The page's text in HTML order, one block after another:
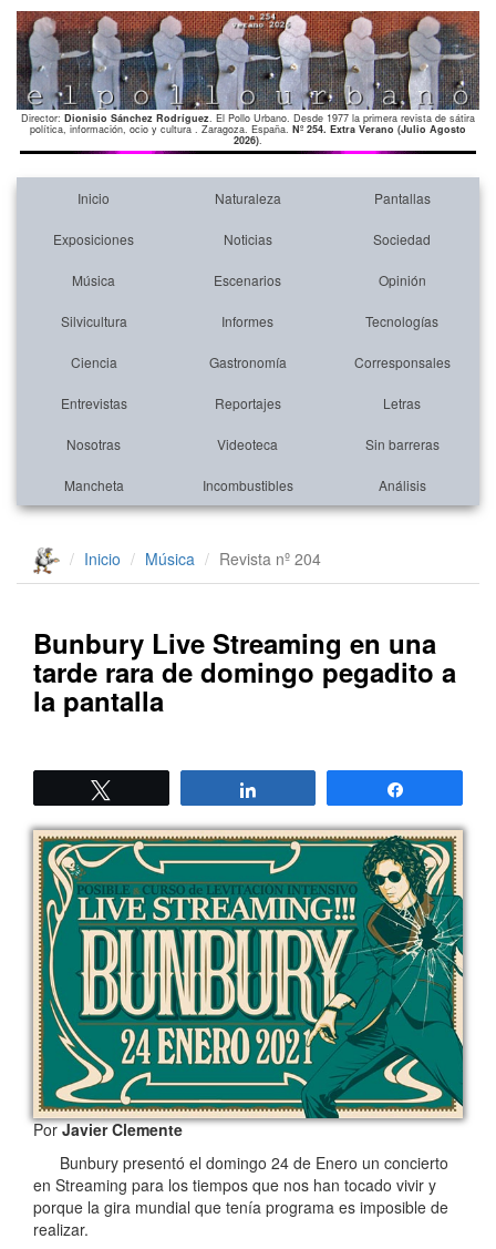
Director: Dionisio Sánchez Rodríguez. El Pollo Urbano. Desde 1977 la primera revista de sátira
política, información, ocio y cultura . Zaragoza. España. Nº 254. Extra Verano (Julio Agosto
2026).
Inicio Naturaleza Pantallas
Exposiciones Noticias Sociedad
Música Escenarios Opinión
Silvicultura Informes Tecnologías
Ciencia Gastronomía Corresponsales
Entrevistas Reportajes Letras
Nosotras Videoteca Sin barreras
Mancheta Incombustibles Análisis
Inicio Música Revista nº 204
Bunbury Live Streaming en una
tarde rara de domingo pegadito a
la pantalla
PorJavier Clemente
Bunbury presentó el domingo 24 de Enero un concierto
en Streaming para los tiempos que nos han tocado vivir y
porque la gira mundial que tenía programa es imposible de
realizar.